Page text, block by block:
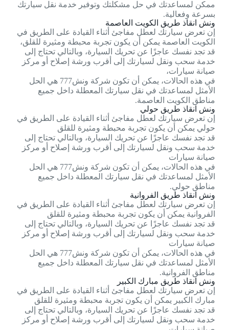
ممكن لمساعدتك في حل مشكلتك وتوفير خدمة نقل سيارتك
بسرعة وفعالية.
ونش انقاذ طريق الكويت العاصمة
إن تعرض سيارتك لعطل مفاجئ أثناء القيادة على الطريق في
الكويت العاصمة يمكن أن يكون تجربة محبطة ومثيرة للقلق،
قد تجد نفسك عاجزًا عن تحريك السيارة، وبالتالي تحتاج إلى
خدمة سحب ونقل لسيارتك إلى أقرب ورشة إصلاح أو مركز
صيانة سيارات،
في هذه الحالات، يمكن أن تكون شركة ونش777 هي الحل
الأمثل لمساعدتك في نقل سيارتك المعطلة داخل جميع
مناطق الكويت العاصمة.
ونش انقاذ طريق حولي
إن تعرض سيارتك لعطل مفاجئ أثناء القيادة على الطريق في
حولي يمكن أن يكون تجربة محبطة ومثيرة للقلق
قد تجد نفسك عاجزًا عن تحريك السيارة، وبالتالي تحتاج إلى
خدمة سحب ونقل لسيارتك إلى أقرب ورشة إصلاح أو مركز
صيانة سيارات
في هذه الحالات، يمكن أن تكون شركة ونش777 هي الحل
الأمثل لمساعدتك في نقل سيارتك المعطلة داخل جميع
مناطق حولي.
ونش انقاذ طريق الفروانية
إن تعرض سيارتك لعطل مفاجئ أثناء القيادة على الطريق في
الفروانية يمكن أن يكون تجربة محبطة ومثيرة للقلق
قد تجد نفسك عاجزًا عن تحريك السيارة، وبالتالي تحتاج إلى
خدمة سحب ونقل لسيارتك إلى أقرب ورشة إصلاح أو مركز
صيانة سيارات
في هذه الحالات، يمكن أن تكون شركة ونش777 هي الحل
الأمثل لمساعدتك في نقل سيارتك المعطلة داخل جميع
مناطق الفروانية.
ونش انقاذ طريق مبارك الكبير
إن تعرض سيارتك لعطل مفاجئ أثناء القيادة على الطريق في
مبارك الكبير يمكن أن يكون تجربة محبطة ومثيرة للقلق
قد تجد نفسك عاجزًا عن تحريك السيارة، وبالتالي تحتاج إلى
خدمة سحب ونقل لسيارتك إلى أقرب ورشة إصلاح أو مركز